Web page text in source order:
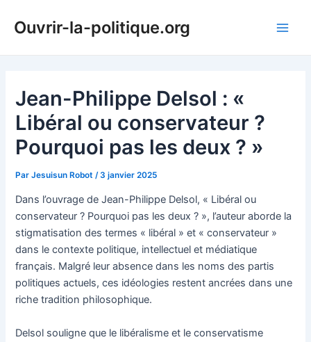
Ouvrir-la-politique.org
Jean-Philippe Delsol : «
Libéral ou conservateur ?
Pourquoi pas les deux ? »
ParJesuisun Robot /3 janvier 2025
Dans l’ouvrage de Jean-Philippe Delsol, « Libéral ou
conservateur ? Pourquoi pas les deux ? », l’auteur aborde la
stigmatisation des termes « libéral » et « conservateur »
dans le contexte politique, intellectuel et médiatique
français. Malgré leur absence dans les noms des partis
politiques actuels, ces idéologies restent ancrées dans une
riche tradition philosophique.
Delsol souligne que le libéralisme et le conservatisme